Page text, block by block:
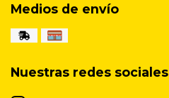
Medios de envío
Nuestras redes sociales